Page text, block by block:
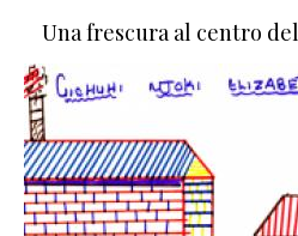
Una frescura al centro